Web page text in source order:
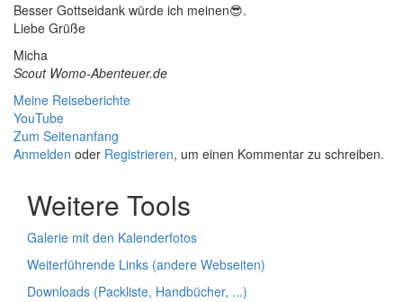
Besser Gottseidank würde ich meinen😎.
Liebe Grüße
Micha
Scout Womo-Abenteuer.de
Meine Reiseberichte
YouTube
Zum Seitenanfang
Anmelden oder Registrieren, um einen Kommentar zu schreiben.
Weitere Tools
Galerie mit den Kalenderfotos
Weiterführende Links (andere Webseiten)
Downloads (Packliste, Handbücher, ...)